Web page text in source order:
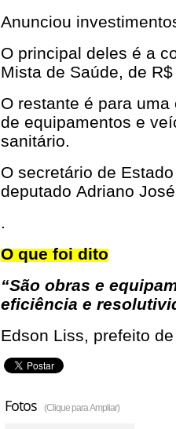
Anunciou
O principal deles é a
Mista de Saúde, de
O restante é para
de equipamentos e
sanitário.
O secretário de
deputado Adriano
O que foi dito
“São obras e
eficiência e
Edson Liss, prefeito
Fotos (Clique para Ampliar)